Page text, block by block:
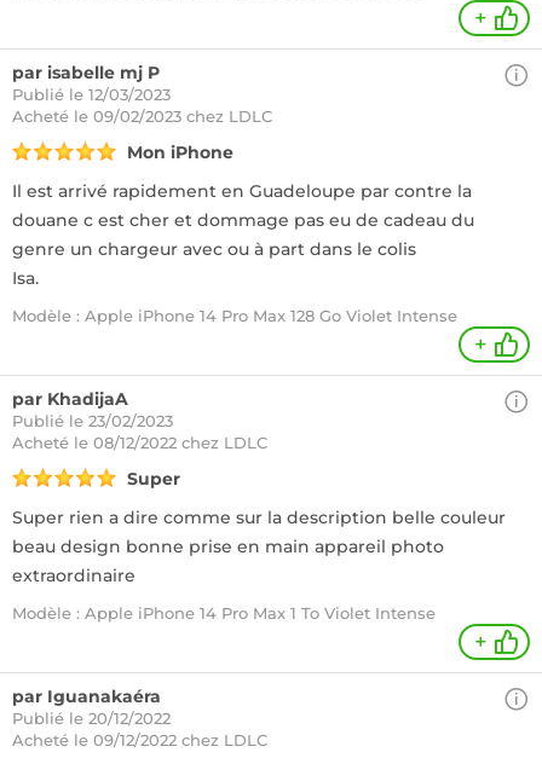
+
par isabelle mj P
Publié le 12/03/2023
Acheté le 09/02/2023 chez LDLC
Mon iPhone
Il est arrivé rapidement en Guadeloupe par contre la
douane c est cher et dommage pas eu de cadeau du
genre un chargeur avec ou à part dans le colis
Isa.
Modèle : Apple iPhone 14 Pro Max 128 Go Violet Intense
+
par KhadijaA
Publié le 23/02/2023
Acheté le 08/12/2022 chez LDLC
Super
Super rien a dire comme sur la description belle couleur
beau design bonne prise en main appareil photo
extraordinaire
Modèle : Apple iPhone 14 Pro Max 1 To Violet Intense
+
par Iguanakaéra
Publié le 20/12/2022
Acheté le 09/12/2022 chez LDLC